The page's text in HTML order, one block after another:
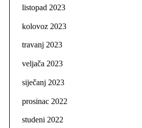
listopad 2023
kolovoz 2023
travanj 2023
veljača 2023
siječanj 2023
prosinac 2022
studeni 2022